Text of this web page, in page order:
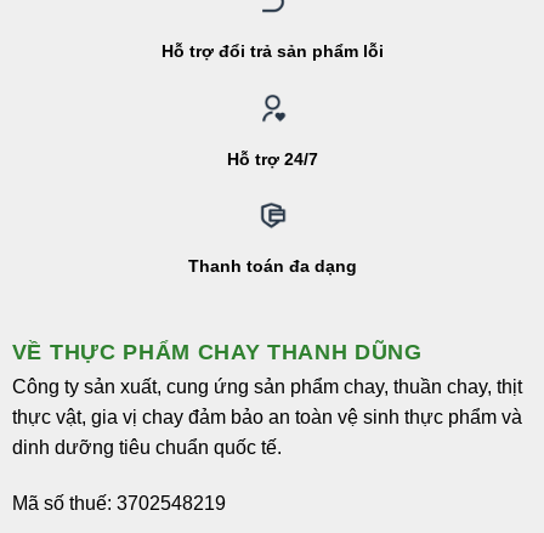
Hỗ trợ đổi trả sản phẩm lỗi
Hỗ trợ 24/7
Thanh toán đa dạng
VỀ THỰC PHẨM CHAY THANH DŨNG
Công ty sản xuất, cung ứng sản phẩm chay, thuần chay, thịt
thực vật, gia vị chay đảm bảo an toàn vệ sinh thực phẩm và
dinh dưỡng tiêu chuẩn quốc tế.
Mã số thuế: 3702548219